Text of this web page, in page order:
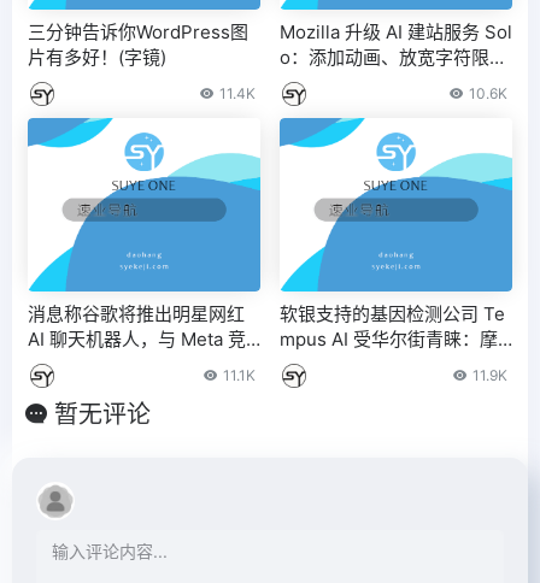
三分钟告诉你WordPress图
片有多好！(字镜)
11.4K
Mozilla 升级 AI 建站服务 Sol
o：添加动画、放宽字符限
制，最多上传 30 张图片 10.6K
消息称谷歌将推出明星网红
AI 聊天机器人，与 Meta 竞
争
11.1K
软银支持的基因检测公司 Te
mpus AI 受华尔街青睐：摩
根大通等 7 家券商给出买入
或增持评级
11.9K
暂无评论